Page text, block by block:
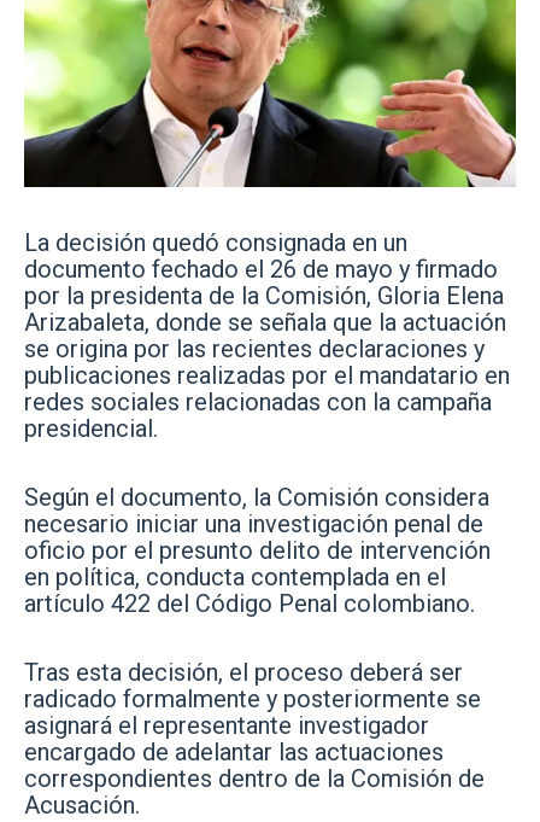
La decisión quedó consignada en un
documento fechado el 26 de mayo y firmado
por la presidenta de la Comisión, Gloria Elena
Arizabaleta, donde se señala que la actuación
se origina por las recientes declaraciones y
publicaciones realizadas por el mandatario en
redes sociales relacionadas con la campaña
presidencial.
Según el documento, la Comisión considera
necesario iniciar una investigación penal de
oficio por el presunto delito de intervención
en política, conducta contemplada en el
artículo 422 del Código Penal colombiano.
Tras esta decisión, el proceso deberá ser
radicado formalmente y posteriormente se
asignará el representante investigador
encargado de adelantar las actuaciones
correspondientes dentro de la Comisión de
Acusación.